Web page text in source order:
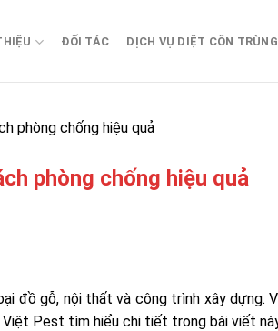
ĐỐI TÁC DỊCH VỤ DIỆT CÔN TRÙNG
phòng chống hiệu quả
phòng chống hiệu quả
đồ gỗ, nội thất và công trình xây dựng.
Việt Pest tìm hiểu chi tiết trong bài viết